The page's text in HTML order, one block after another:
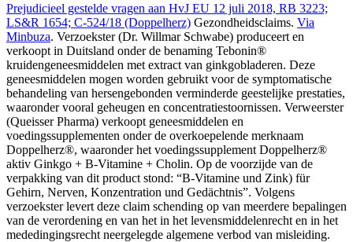
Prejudicieel gestelde vragen aan HvJ EU 12 juli 2018, RB 3223;
LS&R 1654; C-524/18 (Doppelherz) Gezondheidsclaims. Via
Minbuza. Verzoekster (Dr. Willmar Schwabe) produceert en
verkoopt in Duitsland onder de benaming Tebonin®
kruidengeneesmiddelen met extract van ginkgobladeren. Deze
geneesmiddelen mogen worden gebruikt voor de symptomatische
behandeling van hersengebonden verminderde geestelijke prestaties,
waaronder vooral geheugen en concentratiestoornissen. Verweerster
(Queisser Pharma) verkoopt geneesmiddelen en
voedingssupplementen onder de overkoepelende merknaam
Doppelherz®, waaronder het voedingssupplement Doppelherz®
aktiv Ginkgo + B-Vitamine + Cholin. Op de voorzijde van de
verpakking van dit product stond: “B-Vitamine und Zink) für
Gehirn, Nerven, Konzentration und Gedächtnis”. Volgens
verzoekster levert deze claim schending op van meerdere bepalingen
van de verordening en van het in het levensmiddelenrecht en in het
mededingingsrecht neergelegde algemene verbod van misleiding.